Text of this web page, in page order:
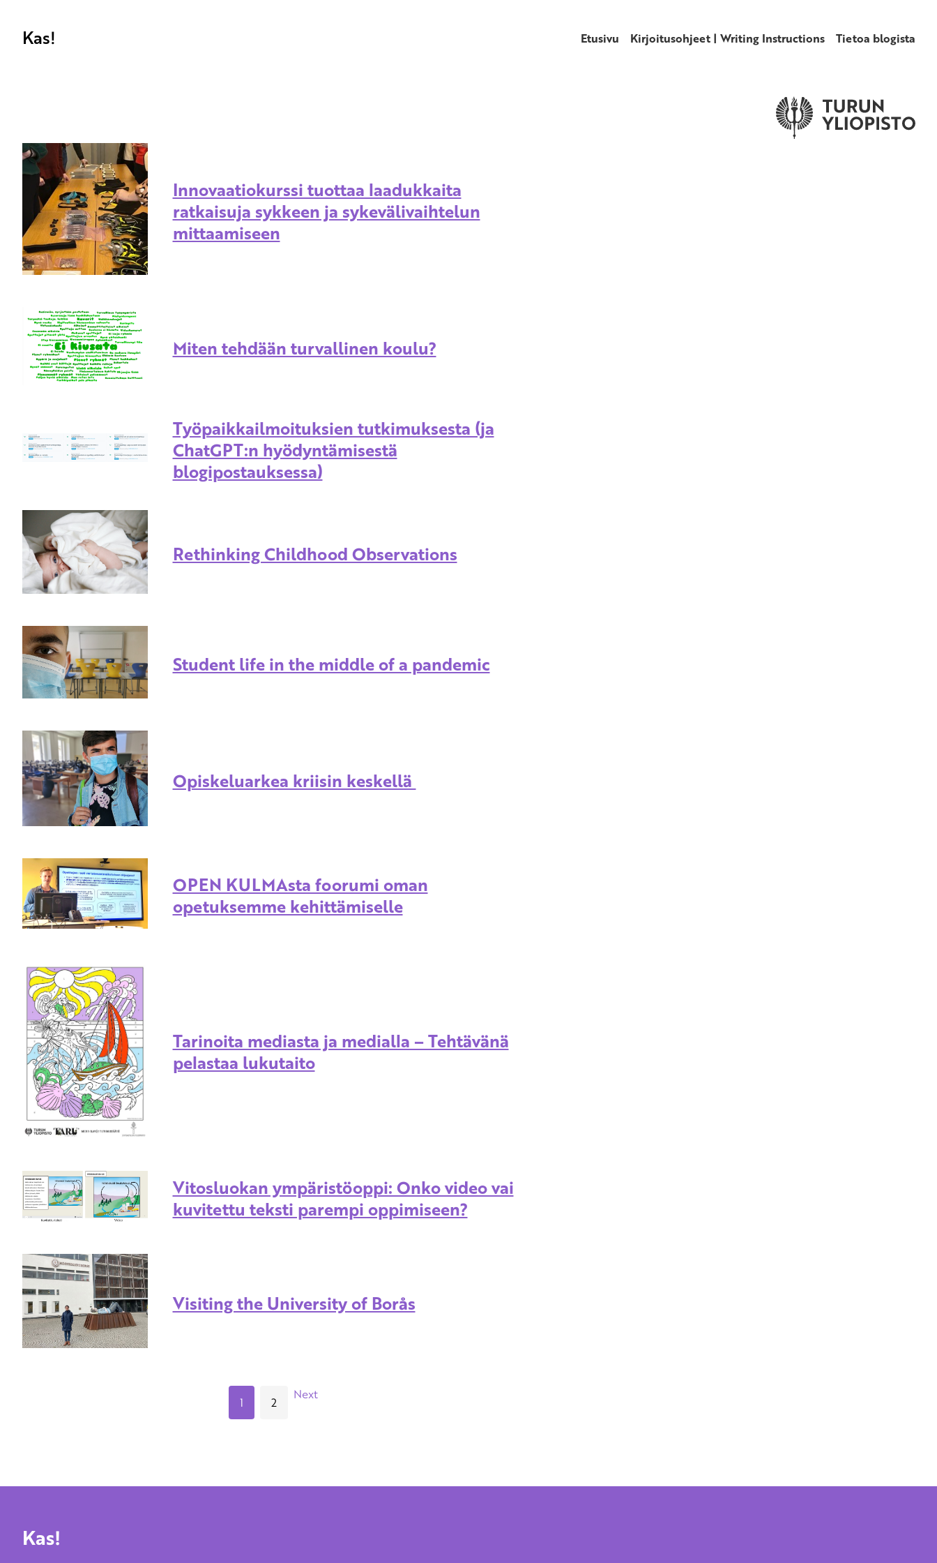
Kas! Etusivu Kirjoitusohjeet | Writing Instructions Tietoa blogista
Innovaatiokurssi tuottaa laadukkaita
ratkaisuja sykkeen ja sykevälivaihtelun
mittaamiseen
Miten tehdään turvallinen koulu?
Työpaikkailmoituksien tutkimuksesta (ja
ChatGPT:n hyödyntämisestä
blogipostauksessa)
Rethinking Childhood Observations
Student life in the middle of a pandemic
Opiskeluarkea kriisin keskellä
OPEN KULMAsta foorumi oman
opetuksemme kehittämiselle
Tarinoita mediasta ja medialla – Tehtävänä
pelastaa lukutaito
Vitosluokan ympäristöoppi: Onko video vai
kuvitettu teksti parempi oppimiseen?
Visiting the University of Borås
1 2 Next
Kas!